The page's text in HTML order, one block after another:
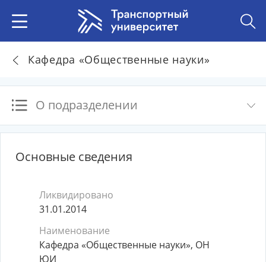
Кафедра «Общественные науки»
О подразделении
Основные сведения
Ликвидировано
31.01.2014
Наименование
Кафедра «Общественные науки», ОН
ЮИ